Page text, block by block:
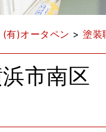
有)オータペン > 塗装
浜市南